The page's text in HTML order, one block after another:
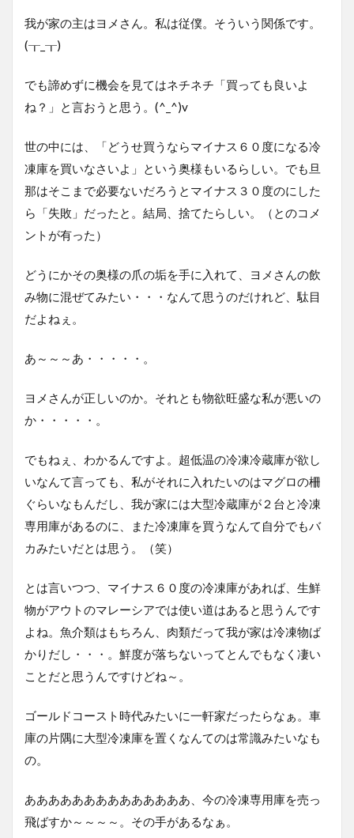
我が家の主はヨメさん。私は従僕。そういう関係です。
(┰_┰)
でも諦めずに機会を見てはネチネチ「買っても良いよ
ね？」と言おうと思う。(^_^)v
世の中には、「どうせ買うならマイナス６０度になる冷
凍庫を買いなさいよ」という奥様もいるらしい。でも旦
那はそこまで必要ないだろうとマイナス３０度のにした
ら「失敗」だったと。結局、捨てたらしい。（とのコメ
ントが有った）
どうにかその奥様の爪の垢を手に入れて、ヨメさんの飲
み物に混ぜてみたい・・・なんて思うのだけれど、駄目
だよねぇ。
あ～～～あ・・・・・。
ヨメさんが正しいのか。それとも物欲旺盛な私が悪いの
か・・・・・。
でもねぇ、わかるんですよ。超低温の冷凍冷蔵庫が欲し
いなんて言っても、私がそれに入れたいのはマグロの柵
ぐらいなもんだし、我が家には大型冷蔵庫が２台と冷凍
専用庫があるのに、また冷凍庫を買うなんて自分でもバ
カみたいだとは思う。（笑）
とは言いつつ、マイナス６０度の冷凍庫があれば、生鮮
物がアウトのマレーシアでは使い道はあると思うんです
よね。魚介類はもちろん、肉類だって我が家は冷凍物ば
かりだし・・・。鮮度が落ちないってとんでもなく凄い
ことだと思うんですけどね～。
ゴールドコースト時代みたいに一軒家だったらなぁ。車
庫の片隅に大型冷凍庫を置くなんてのは常識みたいなも
の。
ああああああああああああああ、今の冷凍専用庫を売っ
飛ばすか～～～～。その手があるなぁ。